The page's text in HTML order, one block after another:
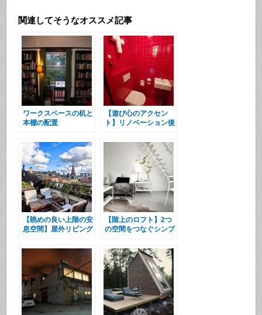
関連してそうなオススメ記事
ワークスペースの机と
本棚の配置
【遊び心のアクセン
ト】リノベーション後
【眺めの良い上階の安
息空間】屋外リビング
ム
【階上のロフト】2つ
の空間をつなぐシンプ